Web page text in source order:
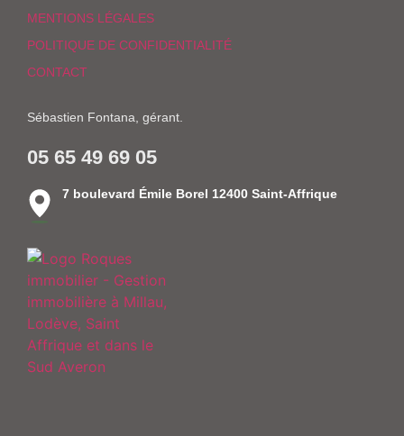
MENTIONS LÉGALES
POLITIQUE DE CONFIDENTIALITÉ
CONTACT
Sébastien Fontana, gérant.
05 65 49 69 05
7 boulevard Émile Borel 12400 Saint-Affrique